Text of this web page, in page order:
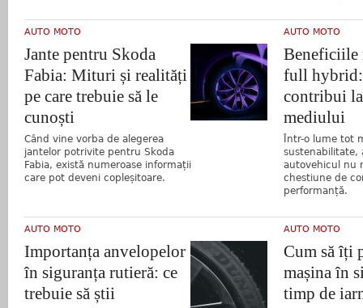
AUTO MOTO
Jante pentru Skoda
Fabia: Mituri și realități
pe care trebuie să le
cunoști
Când vine vorba de alegerea
jantelor potrivite pentru Skoda
Fabia, există numeroase informații
care pot deveni copleșitoare.
AUTO MOTO
Beneficiile
full
contribui
mediului
Într-o lume tot
sustenabilitate,
autovehicul nu
chestiune de
performanță.
AUTO MOTO
Importanța anvelopelor
în siguranța rutieră: ce
trebuie să știi
AUTO MOTO
Cum să îți
mașina în
timp de